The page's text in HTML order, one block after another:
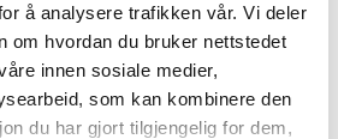
å analysere trafikken vår. Vi deler
om hvordan du bruker nettstedet
innen sosiale medier,
som kan kombinere den
du har gjort tilgjengelig for dem,